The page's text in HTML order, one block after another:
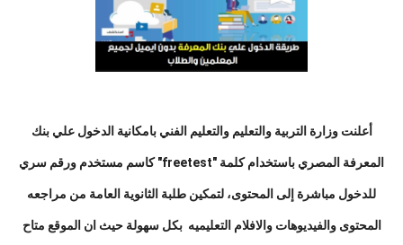
أعلنت وزارة التربية والتعليم والتعليم الفني بامكانية الدخول علي بنك
المعرفة المصري باستخدام كلمة "freetest" كاسم مستخدم ورقم سري
للدخول مباشرة إلى المحتوى، لتمكين طلبة الثانوية العامة من مراجعه
المحتوى والفيديوهات والافلام التعليميه بكل سهولة حيث ان الموقع متاح